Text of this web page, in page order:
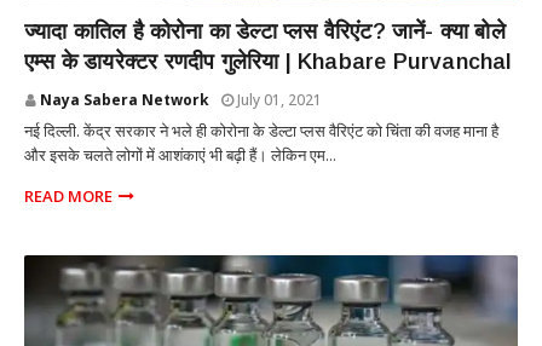
ज्यादा कातिल है कोरोना का डेल्टा प्लस वैरिएंट? जानें- क्या बोले
एम्स के डायरेक्टर रणदीप गुलेरिया | Khabare Purvanchal
Naya Sabera Network July 01, 2021
नई दिल्ली. केंद्र सरकार ने भले ही कोरोना के डेल्टा प्लस वैरिएंट को चिंता की वजह माना है
और इसके चलते लोगों में आशंकाएं भी बढ़ी हैं। लेकिन एम...
READ MORE